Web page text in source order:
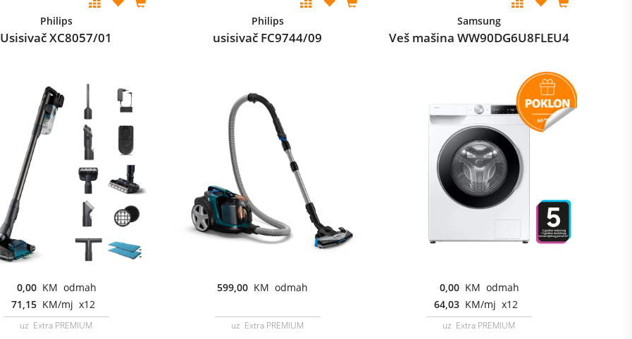
Philips
Usisivač XC8057/01
0,00 KM odmah
71,15 KM/mj x12
uz Extra PREMIUM
Philips
usisivač FC9744/09
599,00 KM odmah
uz Extra PREMIUM
Samsung
Veš mašina WW90DG6U8FLEU4
0,00 KM odmah
64,03 KM/mj x12
uz Extra PREMIUM